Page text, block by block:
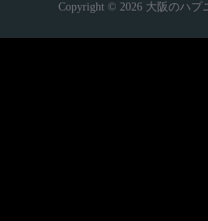
Copyright © 2026 大阪のハプ